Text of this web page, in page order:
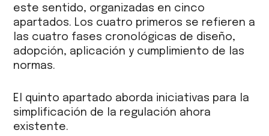
este sentido, organizadas en cinco
apartados. Los cuatro primeros se refieren a
las cuatro fases cronológicas de diseño,
adopción, aplicación y cumplimiento de las
normas.
El quinto apartado aborda iniciativas para la
simplificación de la regulación ahora
existente.